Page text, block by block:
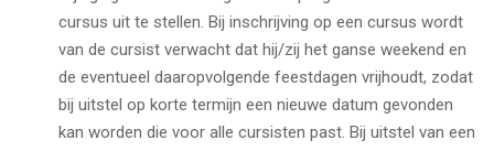
cursus uit te stellen. Bij inschrijving op een cursus wordt
van de cursist verwacht dat hij/zij het ganse weekend en
de eventueel daaropvolgende feestdagen vrijhoudt, zodat
bij uitstel op korte termijn een nieuwe datum gevonden
kan worden die voor alle cursisten past. Bij uitstel van een